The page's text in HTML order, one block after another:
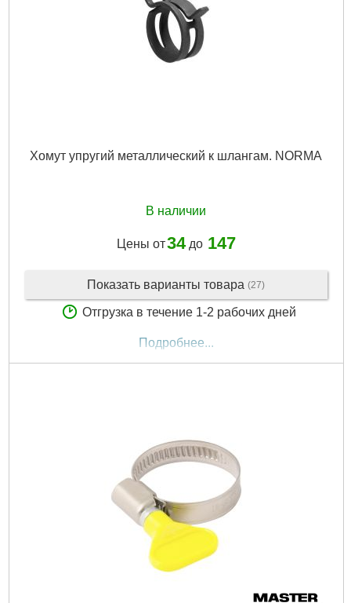
Хомут упругий металлический к шлангам. NORMA
В наличии
Цены от34до 147
Показать варианты товара (27)
Отгрузка в течение 1-2 рабочих дней
Подробнее...